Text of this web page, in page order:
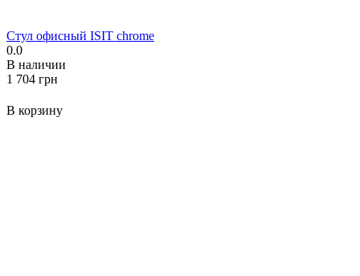
Стул офисный ISIT chrome
0.0
В наличии
‍1 704‍ грн
В корзину